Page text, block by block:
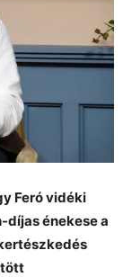
Feró vidéki
díjas énekese a